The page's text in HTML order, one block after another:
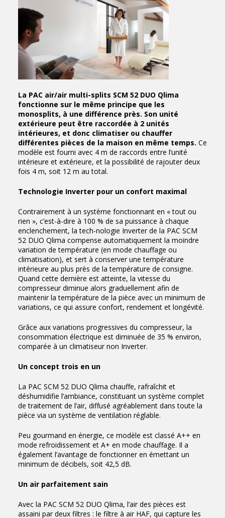
La PAC air/air multi-splits SCM 52 DUO Qlima
fonctionne sur le même principe que les
monosplits, à une différence près. Son unité
extérieure peut être raccordée à 2 unités
intérieures, et donc climatiser ou chauffer
différentes pièces de la maison en même temps. Ce
modèle est fourni avec 4 m de raccords entre l’unité
intérieure et extérieure, et la possibilité de rajouter deux
fois 4 m, soit 12 m au total.
Technologie Inverter pour un confort maximal
Contrairement à un système fonctionnant en « tout ou
rien », c’est-à-dire à 100 % de sa puissance à chaque
enclenchement, la tech-nologie Inverter de la PAC SCM
52 DUO Qlima compense automatiquement la moindre
variation de température (en mode chauffage ou
climatisation), et sert à conserver une température
intérieure au plus près de la température de consigne.
Quand cette dernière est atteinte, la vitesse du
compresseur diminue alors graduellement afin de
maintenir la température de la pièce avec un minimum de
variations, ce qui assure confort, rendement et longévité.
Grâce aux variations progressives du compresseur, la
consommation électrique est diminuée de 35 % environ,
comparée à un climatiseur non Inverter.
Un concept trois en un
La PAC SCM 52 DUO Qlima chauffe, rafraîchit et
déshumidifie l’ambiance, constituant un système complet
de traitement de l’air, diffusé agréablement dans toute la
pièce via un système de ventilation réglable.
Peu gourmand en énergie, ce modèle est classé A++ en
mode refroidissement et A+ en mode chauffage. Il a
également l’avantage de fonctionner en émettant un
minimum de décibels, soit 42,5 dB.
Un air parfaitement sain
Avec la PAC SCM 52 DUO Qlima, l’air des pièces est
assaini par deux filtres : le filtre à air HAF, qui capture les